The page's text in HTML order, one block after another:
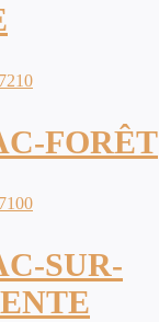
FORÊT
SUR-